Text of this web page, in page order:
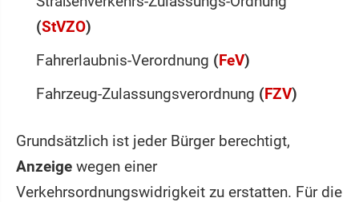
(StVZO)
Fahrerlaubnis-Verordnung (FeV)
Fahrzeug-Zulassungsverordnung (FZV)
Grundsätzlich ist jeder Bürger berechtigt,
Anzeige wegen einer
Verkehrsordnungswidrigkeit zu erstatten. Für die